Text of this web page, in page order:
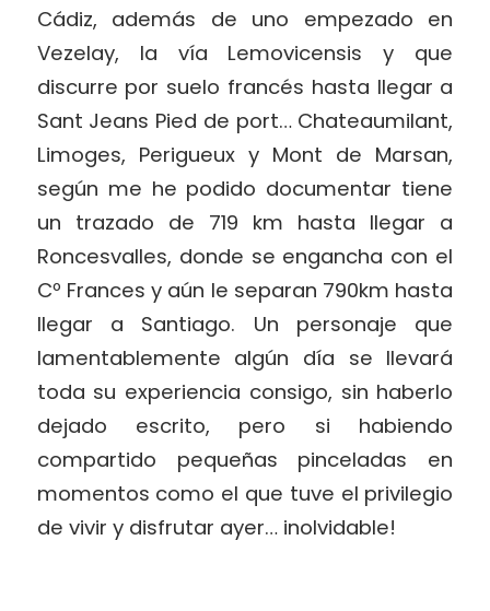
Cádiz, además de uno empezado en
Vezelay, la vía Lemovicensis y que
discurre por suelo francés hasta llegar a
Sant Jeans Pied de port… Chateaumilant,
Limoges, Perigueux y Mont de Marsan,
según me he podido documentar tiene
un trazado de 719 km hasta llegar a
Roncesvalles, donde se engancha con el
Cº Frances y aún le separan 790km hasta
llegar a Santiago. Un personaje que
lamentablemente algún día se llevará
toda su experiencia consigo, sin haberlo
dejado escrito, pero si habiendo
compartido pequeñas pinceladas en
momentos como el que tuve el privilegio
de vivir y disfrutar ayer… inolvidable!